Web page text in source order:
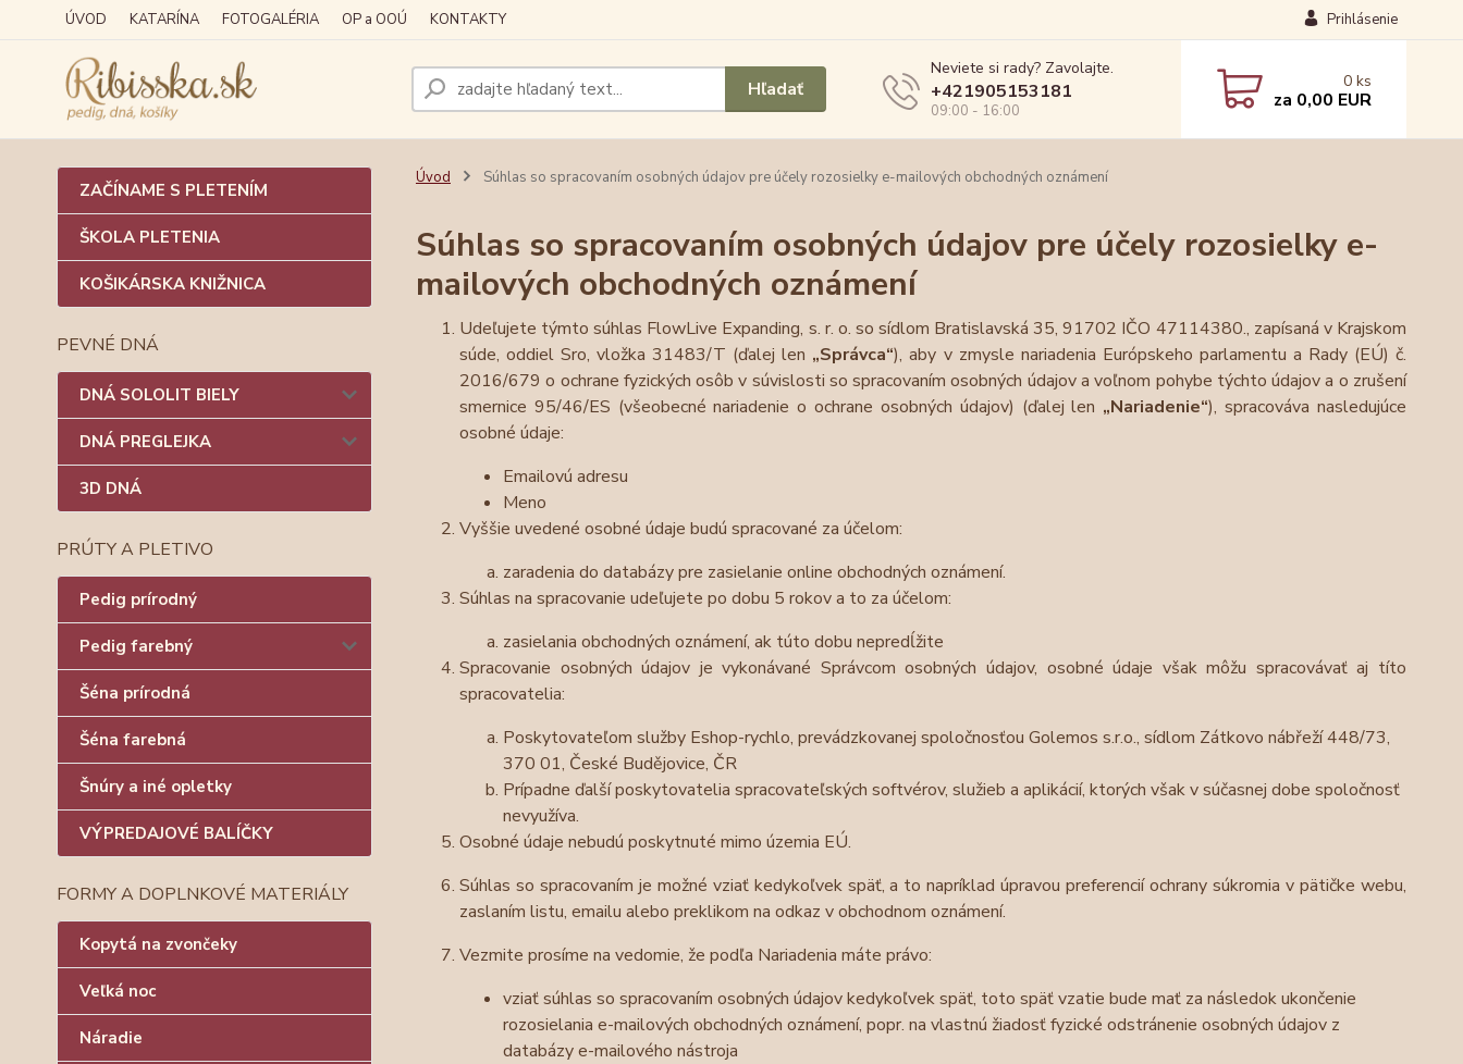
ÚVOD KATARÍNA FOTOGALÉRIA OP a OOÚ KONTAKTY Prihlásenie
Hľadať
Neviete si rady? Zavolajte.
+421905153181
09:00 - 16:00
0 ks
za 0,00 EUR
ZAČÍNAME S PLETENÍM
ŠKOLA PLETENIA
KOŠIKÁRSKA KNIŽNICA
PEVNÉ DNÁ
DNÁ SOLOLIT BIELY
DNÁ PREGLEJKA
3D DNÁ
PRÚTY A PLETIVO
Pedig prírodný
Pedig farebný
Šéna prírodná
Šéna farebná
Šnúry a iné opletky
VÝPREDAJOVÉ BALÍČKY
FORMY A DOPLNKOVÉ MATERIÁLY
Kopytá na zvončeky
Veľká noc
Náradie
Úvod Súhlas so spracovaním osobných údajov pre účely rozosielky e-mailových obchodných oznámení
Súhlas so spracovaním osobných údajov pre účely rozosielky e-
mailových obchodných oznámení
Udeľujete týmto súhlas FlowLive Expanding, s. r. o. so sídlom Bratislavská 35, 91702 IČO 47114380., zapísaná v Krajskom
súde, oddiel Sro, vložka31483/T (ďalej len „Správca“), aby v zmysle nariadenia Európskeho parlamentu a Rady (EÚ) č.
2016/679 o ochrane fyzických osôb v súvislosti so spracovaním osobných údajov a voľnom pohybe týchto údajov a o zrušení
smernice 95/46/ES (všeobecné nariadenie o ochrane osobných údajov) (ďalej len „Nariadenie“), spracováva nasledujúce
osobné údaje:
Emailovú adresu
Meno
Vyššie uvedené osobné údaje budú spracované za účelom:
zaradenia do databázy pre zasielanie online obchodných oznámení.
Súhlas na spracovanie udeľujete po dobu 5 rokov a to za účelom:
zasielania obchodných oznámení, ak túto dobu nepredĺžite
Spracovanie osobných údajov je vykonávané Správcom osobných údajov, osobné údaje však môžu spracovávať aj títo
spracovatelia:
Poskytovateľom služby Eshop-rychlo, prevádzkovanej spoločnosťou Golemos s.r.o., sídlom Zátkovo nábřeží 448/73,
370 01, České Budějovice, ČR
Prípadne ďalší poskytovatelia spracovateľských softvérov, služieb a aplikácií, ktorých však v súčasnej dobe spoločnosť
nevyužíva.
Osobné údaje nebudú poskytnuté mimo územia EÚ.
Súhlas so spracovaním je možné vziať kedykoľvek späť, a to napríklad úpravou preferencií ochrany súkromia v pätičke webu,
zaslaním listu, emailu alebo preklikom na odkaz v obchodnom oznámení.
Vezmite prosíme na vedomie, že podľa Nariadenia máte právo:
vziať súhlas so spracovaním osobných údajov kedykoľvek späť, toto späť vzatie bude mať za následok ukončenie
rozosielania e-mailových obchodných oznámení, popr. na vlastnú žiadosť fyzické odstránenie osobných údajov z
databázy e-mailového nástroja